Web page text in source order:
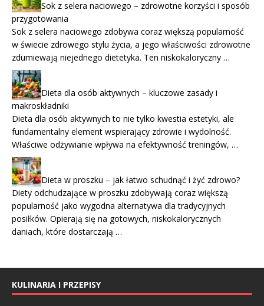
Sok z selera naciowego – zdrowotne korzyści i sposób
przygotowania
Sok z selera naciowego zdobywa coraz większą popularność
w świecie zdrowego stylu życia, a jego właściwości zdrowotne
zdumiewają niejednego dietetyka. Ten niskokaloryczny …
Dieta dla osób aktywnych – kluczowe zasady i
makroskładniki
Dieta dla osób aktywnych to nie tylko kwestia estetyki, ale
fundamentalny element wspierający zdrowie i wydolność.
Właściwe odżywianie wpływa na efektywność treningów, …
Dieta w proszku – jak łatwo schudnąć i żyć zdrowo?
Diety odchudzające w proszku zdobywają coraz większą
popularność jako wygodna alternatywa dla tradycyjnych
posiłków. Opierają się na gotowych, niskokalorycznych
daniach, które dostarczają …
KULINARIA I PRZEPISY